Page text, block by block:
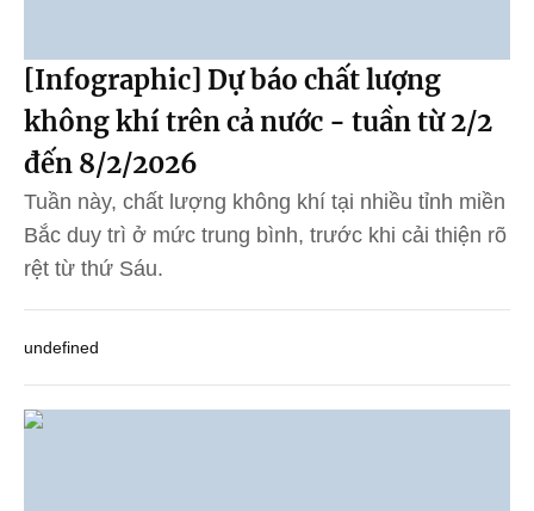
[Infographic] Dự báo chất lượng
không khí trên cả nước - tuần từ 2/2
đến 8/2/2026
Tuần này, chất lượng không khí tại nhiều tỉnh miền
Bắc duy trì ở mức trung bình, trước khi cải thiện rõ
rệt từ thứ Sáu.
undefined